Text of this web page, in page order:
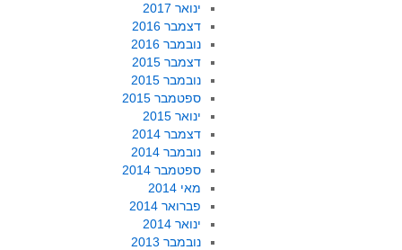
ינואר 2017
דצמבר 2016
נובמבר 2016
דצמבר 2015
נובמבר 2015
ספטמבר 2015
ינואר 2015
דצמבר 2014
נובמבר 2014
ספטמבר 2014
מאי 2014
פברואר 2014
ינואר 2014
נובמבר 2013